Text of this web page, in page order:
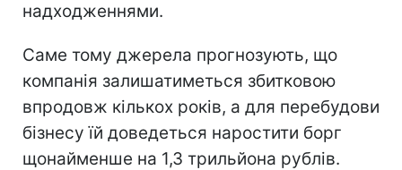
надходженнями.
Саме тому джерела прогнозують, що
компанія залишатиметься збитковою
впродовж кількох років, а для перебудови
бізнесу їй доведеться наростити борг
щонайменше на 1,3 трильйона рублів.